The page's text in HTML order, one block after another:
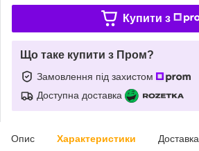
Купити з
Що таке купити з Пром?
Замовлення під захистом
Доступна доставка
Опис Характеристики Доставка